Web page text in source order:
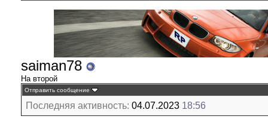
saiman78
На второй
Отправить сообщение
Последняя активность: 04.07.2023 18:56